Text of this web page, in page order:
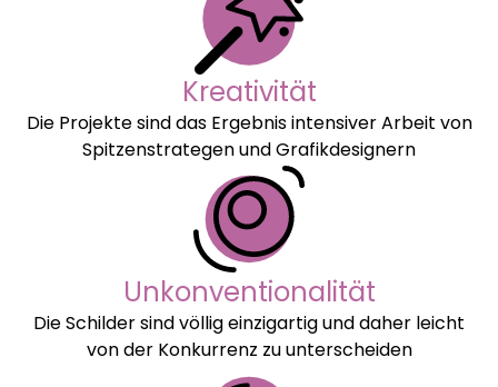
Kreativität
Die Projekte sind das Ergebnis intensiver Arbeit von
Spitzenstrategen und Grafikdesignern
Unkonventionalität
Die Schilder sind völlig einzigartig und daher leicht
von der Konkurrenz zu unterscheiden